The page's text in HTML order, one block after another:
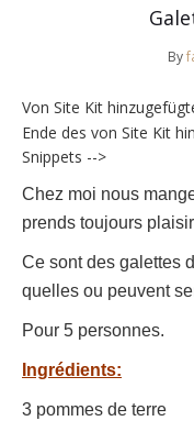
By
Von Site Kit
Ende des von Site Kit
Snippets -->
Chez moi nous
prends toujours
Ce sont des galettes
quelles ou peuvent
Pour 5 personnes.
Ingrédients:
3 pommes de terre